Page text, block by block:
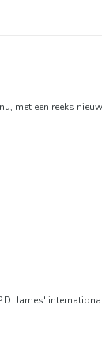
met een reeks
James'